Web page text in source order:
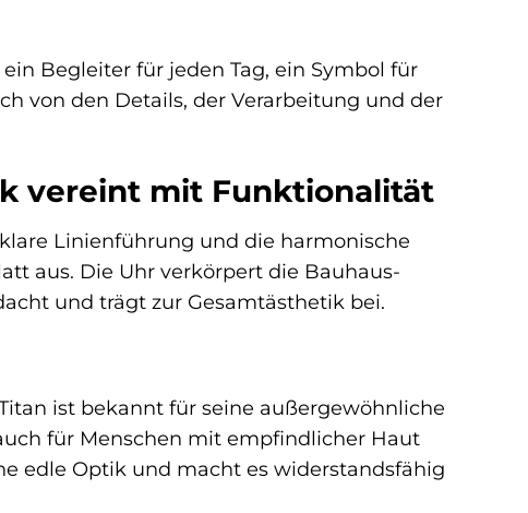
Begleiter für jeden Tag, ein Symbol für
von den Details, der Verarbeitung und der
vereint mit Funktionalität
Linienführung und die harmonische
aus. Die Uhr verkörpert die Bauhaus-
und trägt zur Gesamtästhetik bei.
ist bekannt für seine außergewöhnliche
für Menschen mit empfindlicher Haut
edle Optik und macht es widerstandsfähig